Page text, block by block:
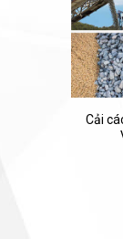
Cải